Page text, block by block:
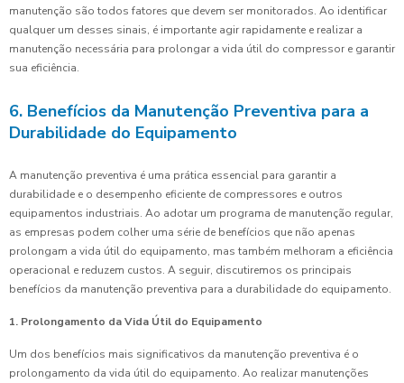
manutenção são todos fatores que devem ser monitorados. Ao identificar
qualquer um desses sinais, é importante agir rapidamente e realizar a
manutenção necessária para prolongar a vida útil do compressor e garantir
sua eficiência.
6. Benefícios da Manutenção Preventiva para a
Durabilidade do Equipamento
A manutenção preventiva é uma prática essencial para garantir a
durabilidade e o desempenho eficiente de compressores e outros
equipamentos industriais. Ao adotar um programa de manutenção regular,
as empresas podem colher uma série de benefícios que não apenas
prolongam a vida útil do equipamento, mas também melhoram a eficiência
operacional e reduzem custos. A seguir, discutiremos os principais
benefícios da manutenção preventiva para a durabilidade do equipamento.
1. Prolongamento da Vida Útil do Equipamento
Um dos benefícios mais significativos da manutenção preventiva é o
prolongamento da vida útil do equipamento. Ao realizar manutenções